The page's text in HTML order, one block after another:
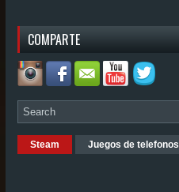
COMPARTE
Steam Juegos de telefonos